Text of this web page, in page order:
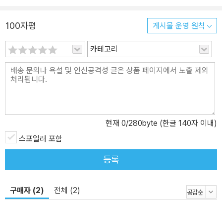
100자평 게시물 운영 원칙
카테고리
현재 0/280byte (한글 140자 이내)
스포일러 포함
등록
구매자 (2) 전체 (2)